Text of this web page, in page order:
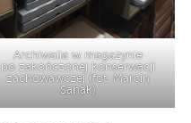
Archiwalia w magazynie
po zakończonej konserwacji
zachowawczej (fot. Marcin
Sanak)